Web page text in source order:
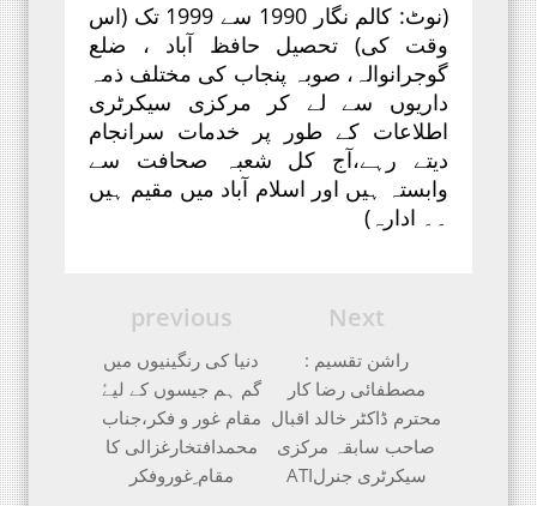
(نوٹ: کالم نگار 1990 سے 1999 تک (اس
وقت کی) تحصیل حافظ آباد ، ضلع
گوجرانوالہ، صوبہ پنجاب کی مختلف ذمہ
داریوں سے لے کر مرکزی سیکرٹری
اطلاعات کے طور پر خدمات سرانجام
دیتے رہے،آج کل شعبہ صحافت سے
وابستہ ہیں اور اسلام آباد میں مقیم ہیں
۔۔ ادارہ)
Next
راشن تقسیم :
مصطفائی رضا کار
محترم ڈاکٹر خالد اقبال
صاحب سابقہ مرکزی
سیکرٹری جنرلATI
previous
دنیا کی رنگینیوں میں
گم ہم جیسوں کے لیےُ
مقام غور و فکر،جناب
محمدافتخارغزالی کا
مقام ِغوروفکر